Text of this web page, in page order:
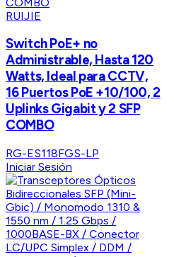
RUIJIE
Switch PoE+ no
Administrable, Hasta 120
Watts, Ideal para CCTV,
16 Puertos PoE +10/100, 2
Uplinks Gigabit y 2 SFP
COMBO
RG-ES118FGS-LP
Iniciar Sesión